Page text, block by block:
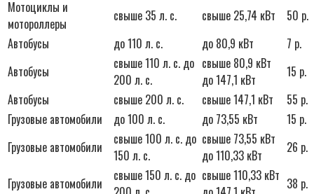
Мотоциклы и
мотороллеры
свыше 35 л. с. свыше 25,74 кВт
50 р.
Автобусы
до 110 л. с. до 80,9 кВт
7 р.
Автобусы
свыше 110 л. с. до
200 л. с.
свыше 80,9 кВт
до 147,1 кВт
15 р.
Автобусы
свыше 200 л. с. свыше 147,1 кВт
55 р.
Грузовые автомобили
до 100 л. с. до 73,55 кВт
15 р.
Грузовые автомобили
свыше 100 л. с. до
150 л. с.
свыше 73,55 кВт
до 110,33 кВт
26 р.
Грузовые автомобили
свыше 150 л. с. до свыше 110,33 кВт 38 р.